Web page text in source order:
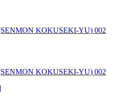
KOKUSEKI-YU) 002
KOKUSEKI-YU) 002